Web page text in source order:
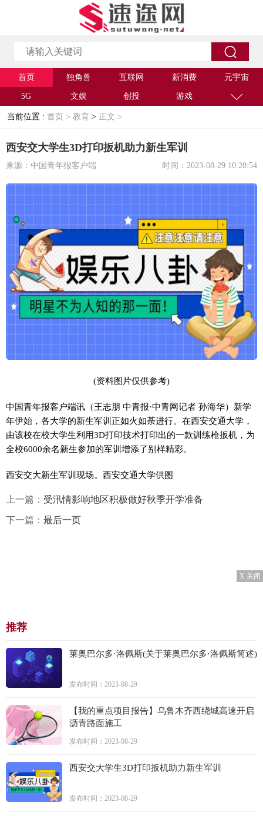
首页 独角兽 互联网 新消费 元宇宙
5G 文娱 创投 游戏
当前位置 : 首页 > 教育 > 正文 >
西安交大学生3D打印扳机助力新生军训
来源：中国青年报客户端 时间：2023-08-29 10:20:54
(资料图片仅供参考)
中国青年报客户端讯（王志朋 中青报·中青网记者 孙海华）新学
年伊始，各大学的新生军训正如火如荼进行。在西安交通大学，
由该校在校大学生利用3D打印技术打印出的一款训练枪扳机，为
全校6000余名新生参加的军训增添了别样精彩。
西安交大新生军训现场。西安交通大学供图
上一篇： 受汛情影响地区积极做好秋季开学准备
下一篇： 最后一页
X 关闭
推荐
莱奥巴尔多·洛佩斯(关于莱奥巴尔多·洛佩斯简述)
发布时间：2023-08-29
【我的重点项目报告】乌鲁木齐西绕城高速开启
沥青路面施工
发布时间：2023-08-29
西安交大学生3D打印扳机助力新生军训
发布时间：2023-08-29